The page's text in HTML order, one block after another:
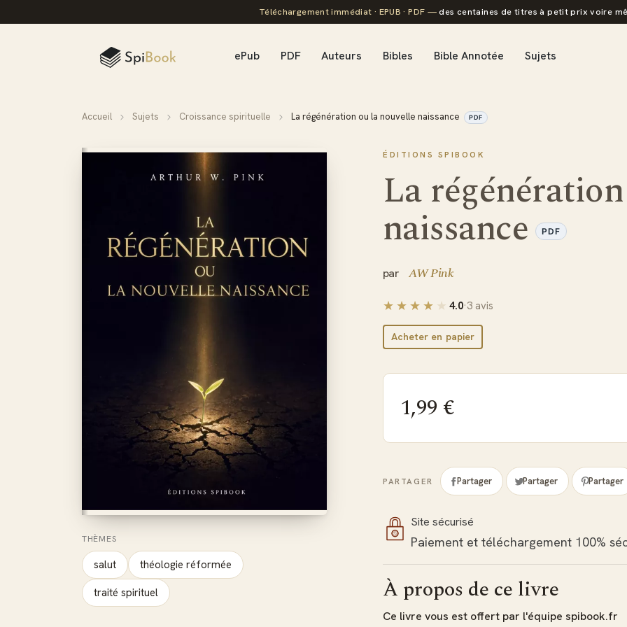
Téléchargement immédiat · EPUB · PDF —des centaines de titres à petit prix voire
ePub PDF Auteurs Bibles Bible Annotée Sujets
Accueil Sujets Croissance spirituelle La régénération ou la nouvelle naissance PDF
THÈMES
salut
théologie réformée
traité spirituel
ÉDITIONS SPIBOOK
La
naissance PDF
AW Pink
4.0·3 avis
Acheter en papier
1,99 €
PARTAGER Partager Partager Partager
Site sécurisé
Paiement et téléchargement 100%
À propos de ce livre
Ce livre vous est offert par l'équipe spibook.fr